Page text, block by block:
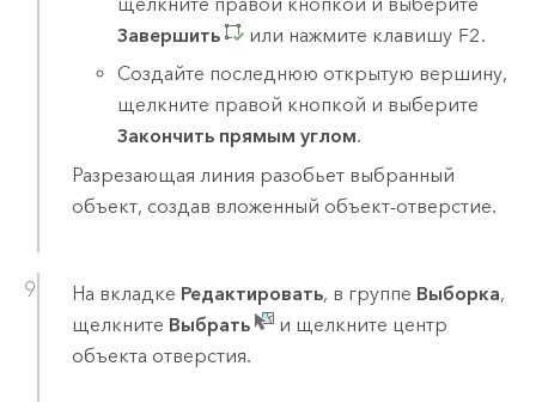
Завершить
или нажмите клавишу F2.
Создайте последнюю открытую вершину,
щелкните правой кнопкой и выберите
Закончить прямым углом.
Разрезающая линия разобьет выбранный
объект, создав вложенный объект-отверстие.
На вкладке Редактировать, в группе Выборка,
щелкните Выбрать
и щелкните центр
объекта отверстия.